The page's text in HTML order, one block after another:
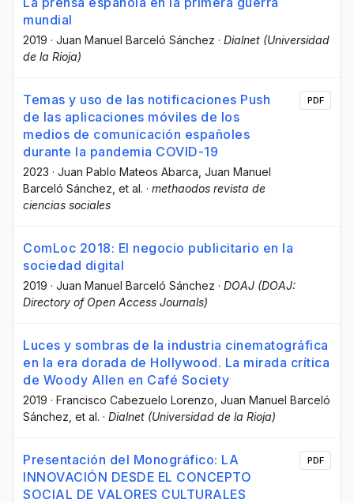
mundial
2019 · Juan Manuel Barceló Sánchez · Dialnet (Universidad
de la Rioja)
Temas y uso de las notificaciones Push
de las aplicaciones móviles de los
medios de comunicación españoles
durante la pandemia COVID-19
2023 · Juan Pablo Mateos Abarca , Juan Manuel
Barceló Sánchez , et al. · methaodos revista de
ciencias sociales
PDF
ComLoc 2018: El negocio publicitario en la
sociedad digital
2019 · Juan Manuel Barceló Sánchez · DOAJ (DOAJ:
Directory of Open Access Journals)
Luces y sombras de la industria cinematográfica
en la era dorada de Hollywood. La mirada crítica
de Woody Allen en Café Society
2019 · Francisco Cabezuelo Lorenzo , Juan Manuel Barceló
Sánchez , et al. · Dialnet (Universidad de la Rioja)
Presentación del Monográfico: LA
INNOVACIÓN DESDE EL CONCEPTO
SOCIAL DE VALORES CULTURALES
PDF